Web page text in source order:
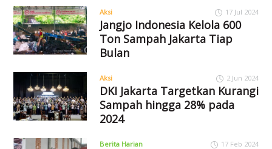
Aksi 17 Jul 2024
Jangjo Indonesia Kelola 600
Ton Sampah Jakarta Tiap
Bulan
Aksi 2 Jun 2024
DKI Jakarta Targetkan Kurangi
Sampah hingga 28% pada
2024
Berita Harian 17 Feb 2024